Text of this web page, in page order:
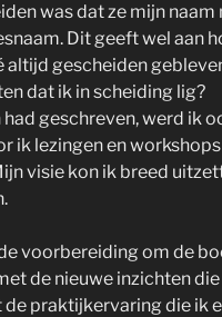
was dat ze mijn naam
Dit geeft wel aan
altijd gescheiden
dat ik in scheiding lig?
geschreven, werd ik
ik lezingen en
visie kon ik breed
voorbereiding om de
de nieuwe inzichten
praktijkervaring die ik